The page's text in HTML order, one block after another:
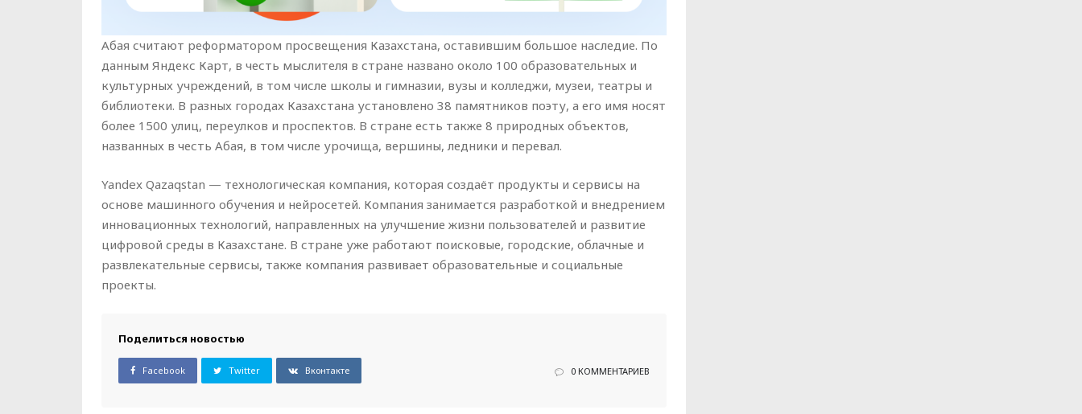
Абая считают реформатором просвещения Казахстана, оставившим большое наследие. По
данным Яндекс Карт, в честь мыслителя в стране названо около 100 образовательных и
культурных учреждений, в том числе школы и гимназии, вузы и колледжи, музеи, театры и
библиотеки. В разных городах Казахстана установлено 38 памятников поэту, а его имя носят
более 1500 улиц, переулков и проспектов. В стране есть также 8 природных объектов,
названных в честь Абая, в том числе урочища, вершины, ледники и перевал.
Yandex Qazaqstan — технологическая компания, которая создаёт продукты и сервисы на
основе машинного обучения и нейросетей. Компания занимается разработкой и внедрением
инновационных технологий, направленных на улучшение жизни пользователей и развитие
цифровой среды в Казахстане. В стране уже работают поисковые, городские, облачные и
развлекательные сервисы, также компания развивает образовательные и социальные
проекты.
Поделиться новостью
Facebook Twitter Вконтакте 0 КОММЕНТАРИЕВ